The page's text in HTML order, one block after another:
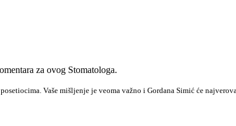
za ovog Stomatologa.
Vaše mišljenje je veoma važno i Gordana Simić će